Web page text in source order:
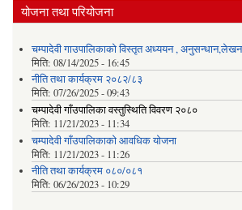
योजना तथा परियोजना
चम्पादेवी गाउपालिकाको विस्तृत अध्ययन ,
मिति: 08/14/2025 - 16:45
नीति तथा कार्यक्रम २०८२/८३
मिति: 07/26/2025 - 09:43
चम्पादेवी गाँउपालिका वस्तुस्थिति विवरण २०८०
मिति: 11/21/2023 - 11:34
चम्पादेवी गाँउपालिकाकाे आवधिक योजना
मिति: 11/21/2023 - 11:26
नीति तथा कार्यक्रम ०८०/०८१
मिति: 06/26/2023 - 10:29